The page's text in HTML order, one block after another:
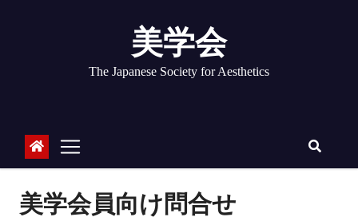
美学会
The Japanese Society for Aesthetics
美学会員向け問合せ